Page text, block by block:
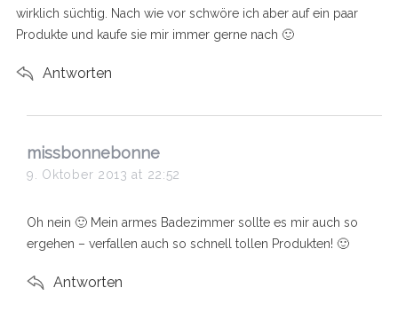
wirklich süchtig. Nach wie vor schwöre ich aber auf ein paar
Produkte und kaufe sie mir immer gerne nach 🙂
Antworten
s
a
s
:
missbonnebonne
9. Oktober 2013 at 22:52
Oh nein 🙂 Mein armes Badezimmer sollte es mir auch so
ergehen – verfallen auch so schnell tollen Produkten! 🙂
Antworten